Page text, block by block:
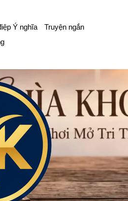
Ý nghĩa
Truyện ngắn